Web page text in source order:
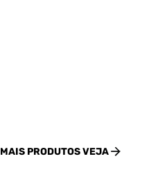
MAIS PRODUTOSVEJA